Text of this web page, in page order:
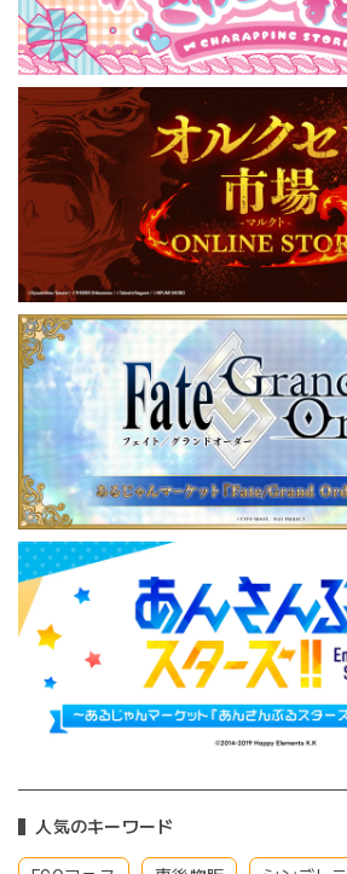
人気のキーワード